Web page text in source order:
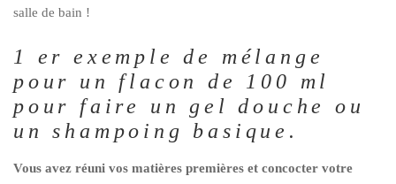
salle de bain !
1 er exemple de mélange
pour un flacon de 100 ml
pour faire un gel douche ou
un shampoing basique.
Vous avez réuni vos matières premières et concocter votre